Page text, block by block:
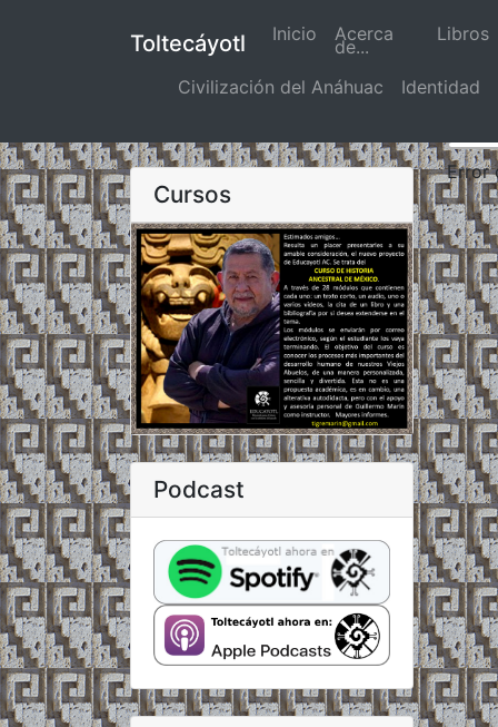
Toltecáyotl Inicio (actual)
Acerca
de...
Libros
Civilización del Anáhuac Identidad
Cursos
Podcast
Error